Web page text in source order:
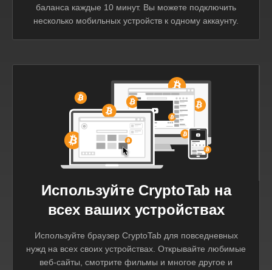
баланса каждые 10 минут. Вы можете подключить
несколько мобильных устройств к одному аккаунту.
Используйте CryptoTab на
всех ваших устройствах
Используйте браузер CryptoTab для повседневных
нужд на всех своих устройствах. Открывайте любимые
веб-сайты, смотрите фильмы и многое другое и